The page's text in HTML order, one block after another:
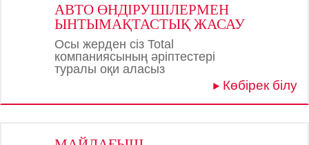
АВТО ӨНДІРУШІЛЕРМЕН
ЫНТЫМАҚТАСТЫҚ ЖАСАУ
Осы жерден сіз Total
компаниясының әріптестері
туралы оқи аласыз
Көбірек білу